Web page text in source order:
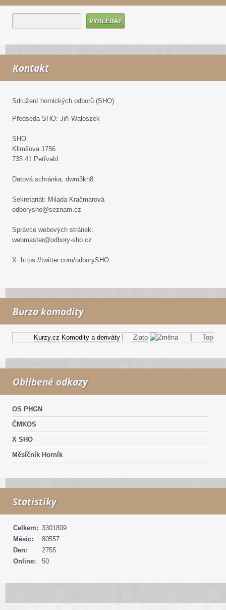
Kontakt
Sdružení hornických odborů (SHO)
Předseda SHO: Jiří Waloszek
SHO
Klimšova 1756
735 41 Petřvald
Datová schránka: dwm3kh8
Sekretariát: Milada Kračmarová
odborysho@seznam.cz
Správce webových stránek:
webmaster@odbory-sho.cz
X: https://twitter.com/odborySHO
Burza komodity
Kurzy.cz Komodity a deriváty Zlato Topný
Oblíbené odkazy
OS PHGN
ČMKOS
X SHO
Měsíčník Horník
Statistiky
Online: 50
Celkem: 3301809
Měsíc:
80557
Den:
2755